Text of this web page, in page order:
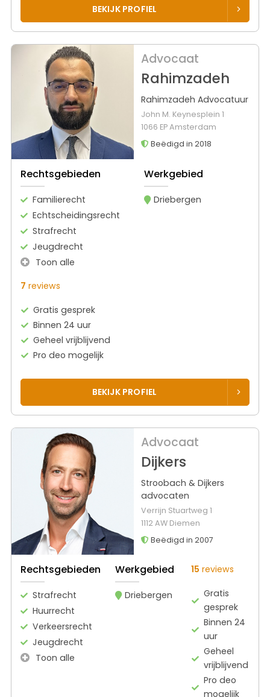
BEKIJK PROFIEL
Advocaat
Rahimzadeh
Rahimzadeh Advocatuur
John M. Keynesplein 1
1066 EP Amsterdam
Beëdigd in 2018
Rechtsgebieden
Familierecht
Echtscheidingsrecht
Strafrecht
Jeugdrecht
Toon alle
Werkgebied
Driebergen
7 reviews
Gratis gesprek
Binnen 24 uur
Geheel vrijblijvend
Pro deo mogelijk
BEKIJK PROFIEL
Advocaat
Dijkers
Stroobach & Dijkers
advocaten
Verrijn Stuartweg 1
1112 AW Diemen
Beëdigd in 2007
Rechtsgebieden
Strafrecht
Huurrecht
Verkeersrecht
Jeugdrecht
Toon alle
Werkgebied
Driebergen
15 reviews
Gratis
gesprek
Binnen 24
uur
Geheel
vrijblijvend
Pro deo
mogelijk